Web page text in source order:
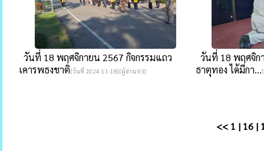
วันที่ 18 พฤศจิกายน 2567 กิจกรรมแถว
เคารพธงชาติ[วันที่ 2024-11-18][ผู้อ่าน 93]
วันที่ 18 พฤศจิก
ธาตุทอง ได้มีกา...
<< 1 | 16 |